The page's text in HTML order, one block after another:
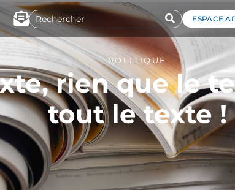
ESPACE
POLITIQUE
rien que le
tout le texte !